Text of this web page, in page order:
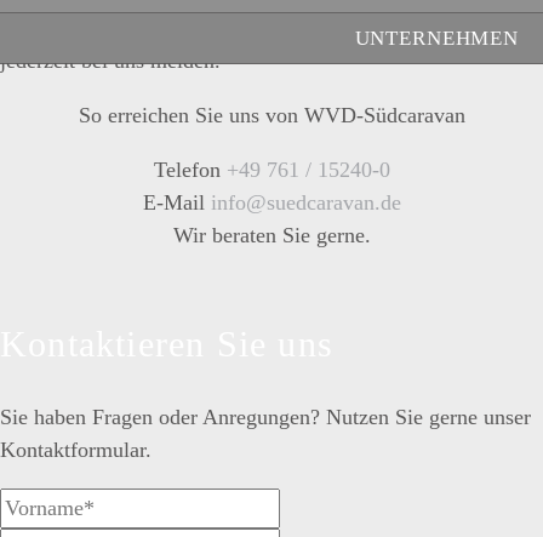
UNTERNEHMEN
Für weitere Fragen und Informationen können Sie sich
jederzeit bei uns melden.
So erreichen Sie uns von WVD-Südcaravan
Telefon +49 761 / 15240-0
E-Mail info@suedcaravan.de
Wir beraten Sie gerne.
Sie haben Fragen oder Anregungen? Nutzen Sie gerne unser
Kontaktformular.